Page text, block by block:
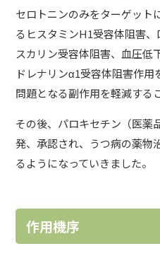
セロトニンのみをターゲット
るヒスタミンH1受容体阻害
スカリン受容体阻害、血圧低
ドレナリンα1受容体阻害作
問題となる副作用を軽減する
その後、 パロキセチン（医薬
発、承認され、うつ病の薬物
るようになっていきました。
作用機序